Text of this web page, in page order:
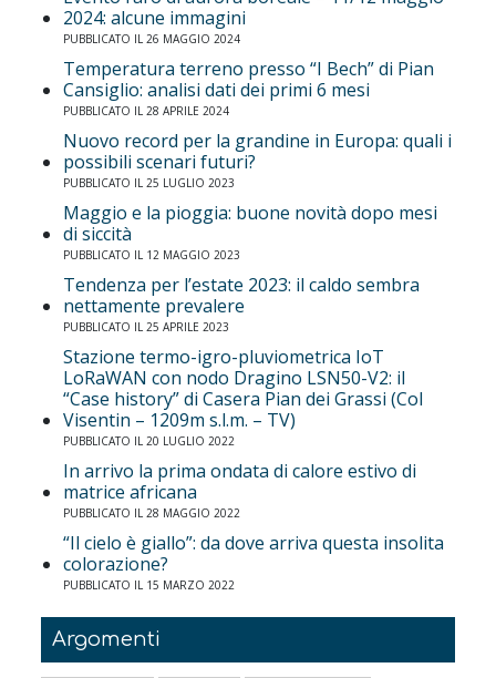
2024: alcune immagini
PUBBLICATO IL 26 MAGGIO 2024
Temperatura terreno presso “I Bech” di Pian
Cansiglio: analisi dati dei primi 6 mesi
PUBBLICATO IL 28 APRILE 2024
Nuovo record per la grandine in Europa: quali i
possibili scenari futuri?
PUBBLICATO IL 25 LUGLIO 2023
Maggio e la pioggia: buone novità dopo mesi
di siccità
PUBBLICATO IL 12 MAGGIO 2023
Tendenza per l’estate 2023: il caldo sembra
nettamente prevalere
PUBBLICATO IL 25 APRILE 2023
Stazione termo-igro-pluviometrica IoT
LoRaWAN con nodo Dragino LSN50-V2: il
“Case history” di Casera Pian dei Grassi (Col
Visentin – 1209m s.l.m. – TV)
PUBBLICATO IL 20 LUGLIO 2022
In arrivo la prima ondata di calore estivo di
matrice africana
PUBBLICATO IL 28 MAGGIO 2022
“Il cielo è giallo”: da dove arriva questa insolita
colorazione?
PUBBLICATO IL 15 MARZO 2022
Argomenti